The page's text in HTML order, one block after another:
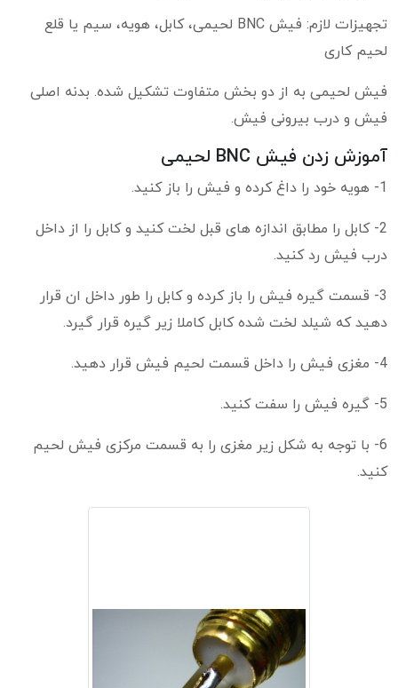
تجهیزات لازم: فیش BNC لحیمی، کابل، هویه، سیم یا قلع
لحیم کاری
فیش لحیمی به از دو بخش متفاوت تشکیل شده. بدنه اصلی
فیش و درب بیرونی فیش.
آموزش زدن فیش BNC لحیمی
1- هویه خود را داغ کرده و فیش را باز کنید.
2- کابل را مطابق اندازه های قبل لخت کنید و کابل را از داخل
درب فیش رد کنید.
3- قسمت گیره فیش را باز کرده و کابل را طور داخل ان قرار
دهید که شیلد لخت شده کابل کاملا زیر گیره قرار گیرد.
4- مغزی فیش را داخل قسمت لحیم فیش قرار دهید.
5- گیره فیش را سفت کنید.
6- با توجه به شکل زیر مغزی را به قسمت مرکزی فیش لحیم
کنید.